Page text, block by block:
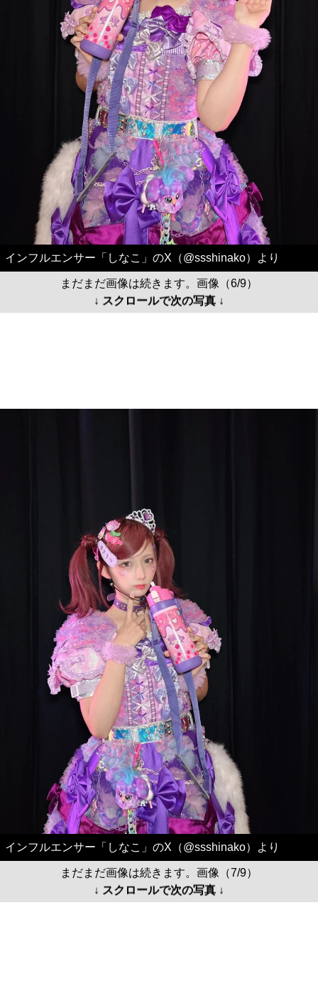
インフルエンサー「しなこ」のX（@ssshinako）より
まだまだ画像は続きます。画像（6/9）
↓ スクロールで次の写真 ↓
インフルエンサー「しなこ」のX（@ssshinako）より
まだまだ画像は続きます。画像（7/9）
↓ スクロールで次の写真 ↓